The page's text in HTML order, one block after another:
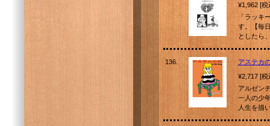
¥1,962 [
「ラッキ
す。【毎
としたら
136.
アステカ
¥2,717 [
アルゼン
一人の少
人生を描